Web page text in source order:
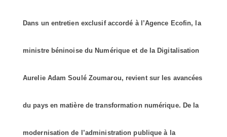
Dans un entretien exclusif accordé à l’Agence Ecofin, la
ministre béninoise du Numérique et de la Digitalisation
Aurelie Adam Soulé Zoumarou, revient sur les avancées
du pays en matière de transformation numérique. De la
modernisation de l’administration publique à la